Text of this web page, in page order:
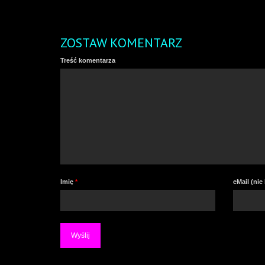
ZOSTAW KOMENTARZ
Treść komentarza
Imię * eMail